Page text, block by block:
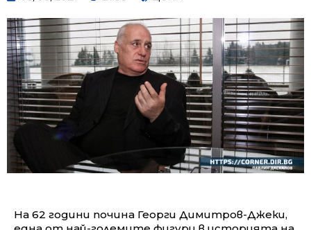
На 62 години почина Георги Димитров-Джеки,